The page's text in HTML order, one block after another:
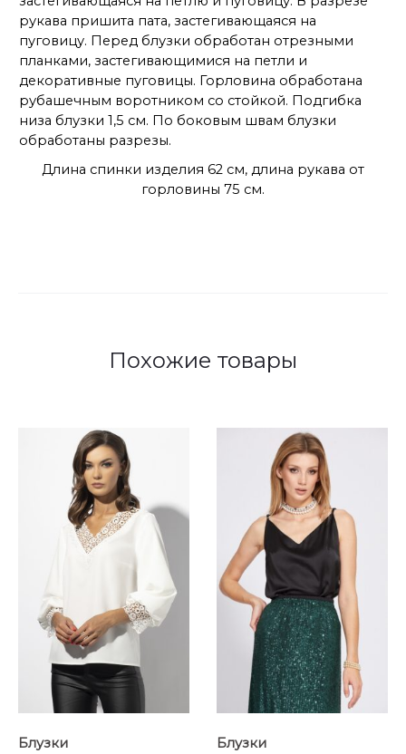
рукава пришита пата, застегивающаяся на
пуговицу. Перед блузки обработан отрезными
планками, застегивающимися на петли и
декоративные пуговицы. Горловина обработана
рубашечным воротником со стойкой. Подгибка
низа блузки 1,5 см. По боковым швам блузки
обработаны разрезы.
Длина спинки изделия 62 см, длина рукава от
горловины 75 см.
Похожие товары
Блузки
Блузки